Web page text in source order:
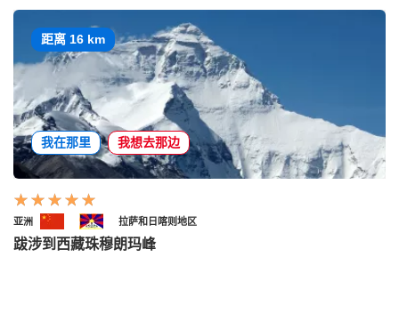
距离 16 km
我在那里 我想去那边
亚洲 拉萨和日喀则地区
跋涉到西藏珠穆朗玛峰